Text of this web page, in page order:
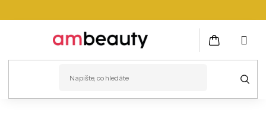
na
NÁKUPNÍ
KOŠÍK